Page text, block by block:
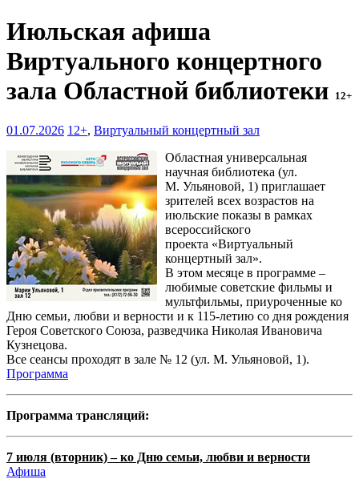
Июльская афиша
Виртуального концертного
зала Областной библиотеки 12+
01.07.2026 12+, Виртуальный концертный зал
Областная универсальная
научная библиотека (ул.
М. Ульяновой, 1) приглашает
зрителей всех возрастов на
июльские показы в рамках
всероссийского
проекта «Виртуальный
концертный зал».
В этом месяце в программе –
любимые советские фильмы и
мультфильмы, приуроченные ко
Дню семьи, любви и верности и к 115-летию со дня рождения
Героя Советского Союза, разведчика Николая Ивановича
Кузнецова.
Все сеансы проходят в зале № 12 (ул. М. Ульяновой, 1).
Программа
Программа трансляций:
7 июля (вторник) – ко Дню семьи, любви и верности
Афиша